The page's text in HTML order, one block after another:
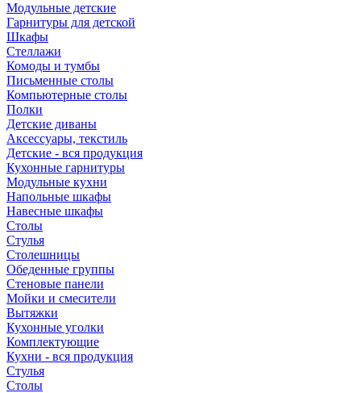
Модульные детские
Гарнитуры для детской
Шкафы
Стеллажи
Комоды и тумбы
Письменные столы
Компьютерные столы
Полки
Детские диваны
Аксессуары, текстиль
Детские - вся продукция
Кухонные гарнитуры
Модульные кухни
Напольные шкафы
Навесные шкафы
Столы
Стулья
Столешницы
Обеденные группы
Стеновые панели
Мойки и смесители
Вытяжки
Кухонные уголки
Комплектующие
Кухни - вся продукция
Стулья
Столы